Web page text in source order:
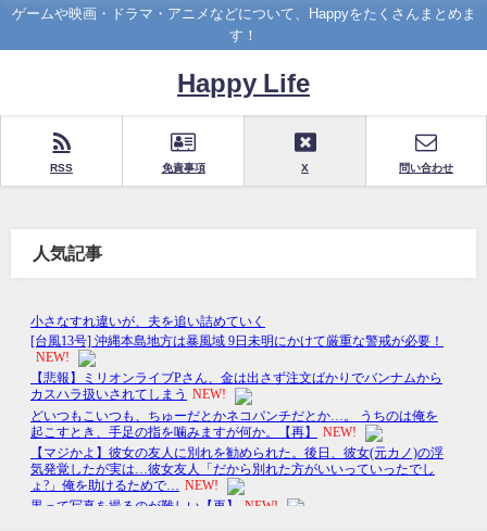
ゲームや映画・ドラマ・アニメなどについて、Happyをたくさんまとめま
す！
Happy Life
RSS 免責事項 X 問い合わせ
人気記事